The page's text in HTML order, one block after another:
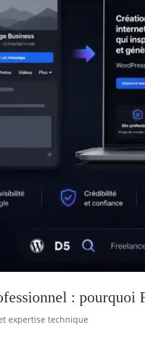
: pourquoi
expertise technique